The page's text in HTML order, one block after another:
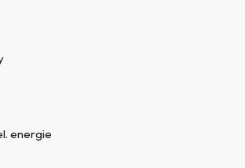
energie